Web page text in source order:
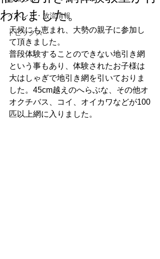
イベント・放流情報
トピックス
われました。
天候にも恵まれ、大勢の親子に参加し
て頂きました。
普段体験することのできない地引き網
という事もあり、体験されたお子様は
大はしゃぎで地引き網を引いておりま
した。45cm越えのへらぶな、その他オ
オクチバス、コイ、オイカワなどが100
匹以上網に入りました。